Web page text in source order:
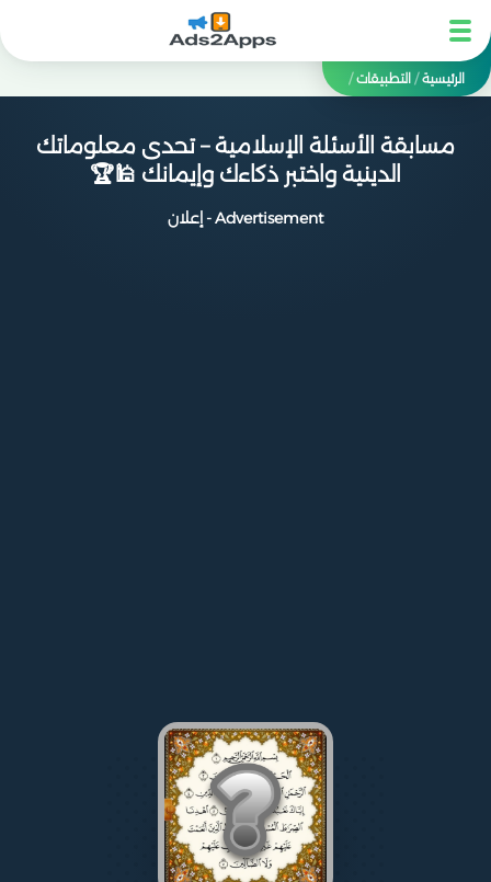
الرئيسية/ التطبيقات/
مسابقة الأسئلة الإسلامية – تحدى معلوماتك
الدينية واختبر ذكاءك وإيمانك 🕌🏆
Advertisement - إعلان